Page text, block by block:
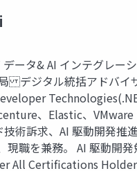
ータ& AI インテグレ
デジタル統括アドバイ
、Elastic、
術訴求、AI 駆動開発推
現職を兼務。 AI 駆動開
All Certifications